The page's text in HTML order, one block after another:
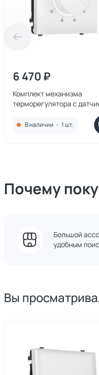
6 470 ₽
Комплект механизма
терморегулятора с
подсветкой Ambrella Volt
В наличии • 1 шт.
Почему
Большой
удобным
Вы